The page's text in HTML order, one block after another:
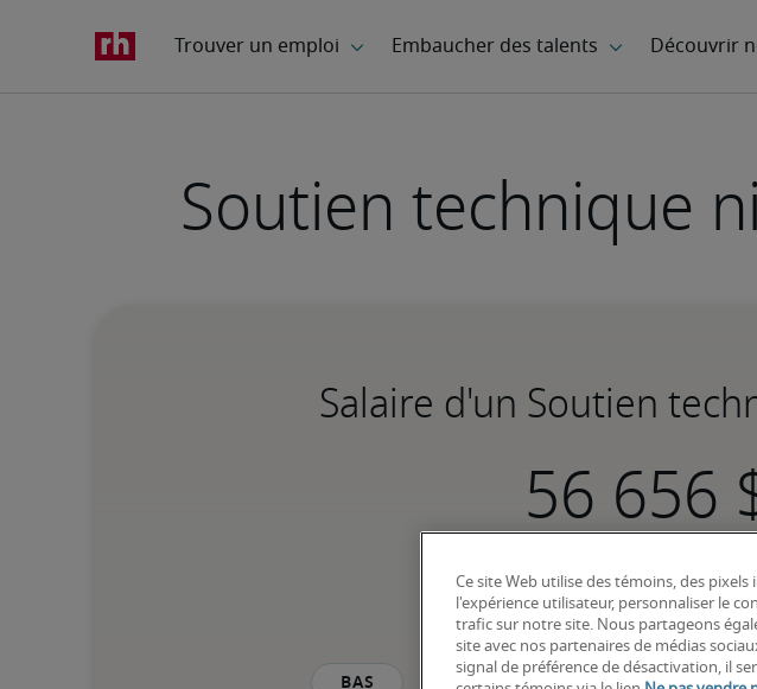
Soutien technique
Salaire d'un Soutien
7,5%
Bas
Ce site Web utilise des témoins, des
l'expérience utilisateur, personnaliser le
trafic sur notre site. Nous partageons
site avec nos partenaires de médias
signal de préférence de désactivation, il